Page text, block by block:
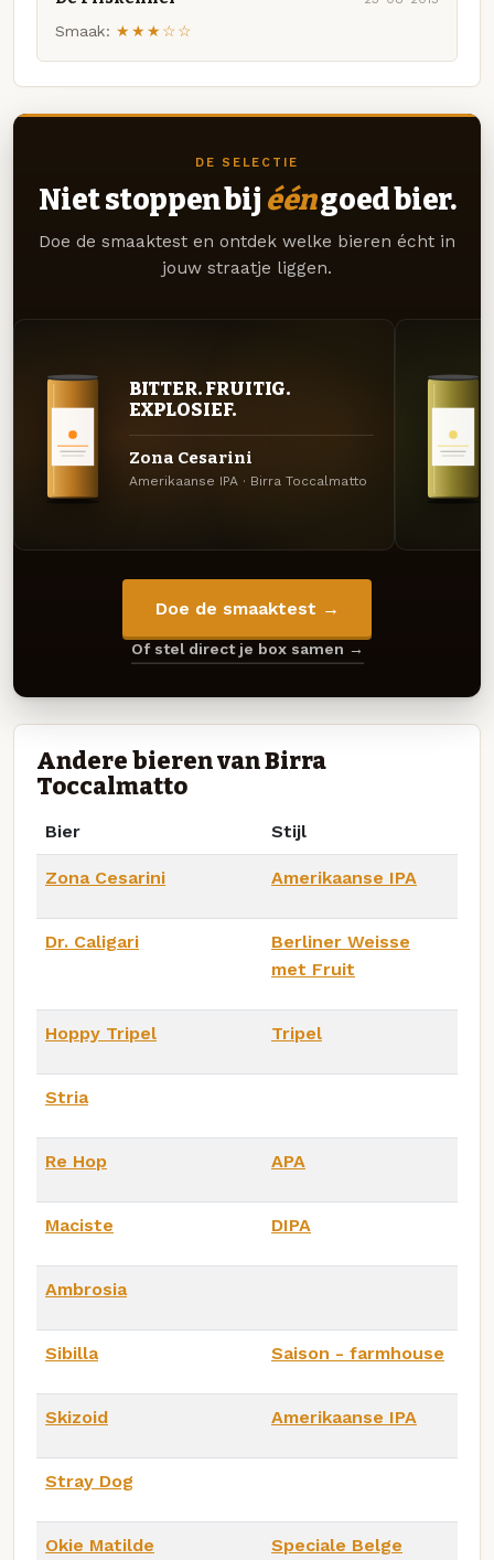
Smaak: ★★★☆☆
DE SELECTIE
Niet stoppen bij ééngoed bier.
Doe de smaaktest en ontdek welke bieren écht in
jouw straatje liggen.
BITTER. FRUITIG.
EXPLOSIEF.
Zona Cesarini
Amerikaanse IPA · Birra Toccalmatto
Doe de smaaktest →
Of stel direct je box samen →
Andere bieren van Birra
Toccalmatto
Bier Stijl
Zona Cesarini Amerikaanse IPA
Dr. Caligari
Berliner Weisse
met Fruit
Hoppy Tripel Tripel
Stria
Re Hop APA
Maciste DIPA
Ambrosia
Sibilla Saison - farmhouse
Skizoid Amerikaanse IPA
Stray Dog
Okie Matilde Speciale Belge